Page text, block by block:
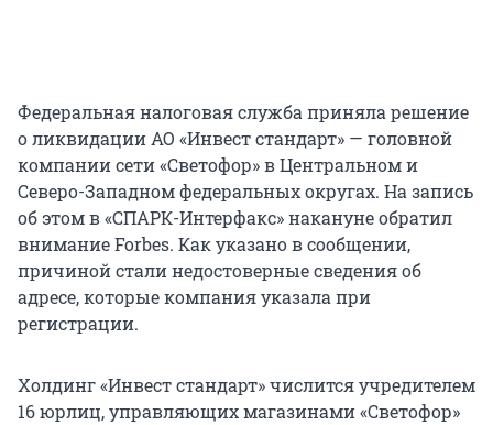
Федеральная налоговая служба приняла решение
о ликвидации АО «Инвест стандарт» — головной
компании сети «Светофор» в Центральном и
Северо-Западном федеральных округах. На запись
об этом в «СПАРК-Интерфакс» накануне обратил
внимание Forbes. Как указано в сообщении,
причиной стали недостоверные сведения об
адресе, которые компания указала при
регистрации.
Холдинг «Инвест стандарт» числится учредителем
16 юрлиц, управляющих магазинами «Светофор»